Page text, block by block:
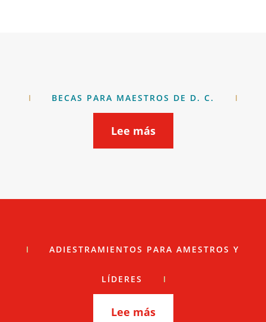
BECAS PARA MAESTROS DE D. C.
Lee más
ADIESTRAMIENTOS PARA AMESTROS Y
LÍDERES
Lee más